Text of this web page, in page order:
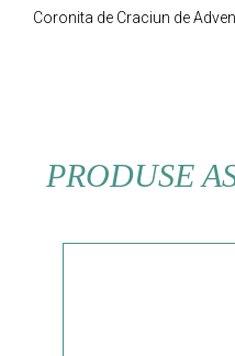
Coronita de Craciun de
PRODUSE